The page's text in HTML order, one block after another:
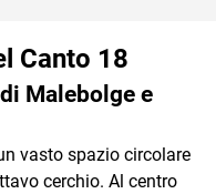
Canto 18
Malebolge e
vasto spazio circolare
cerchio. Al centro